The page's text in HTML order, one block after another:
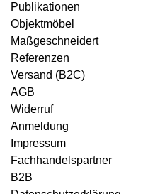
Publikationen
Objektmöbel
Maßgeschneidert
Referenzen
Versand (B2C)
AGB
Widerruf
Anmeldung
Impressum
Fachhandelspartner
B2B